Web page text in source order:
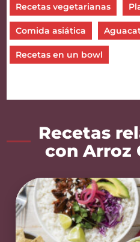
Recetas vegetarianas
Comida asiática
Recetas en un bowl
Recetas
con Arroz